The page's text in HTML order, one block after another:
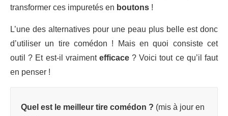
transformer ces impuretés en boutons !
L’une des alternatives pour une peau plus belle est donc
d’utiliser un tire comédon ! Mais en quoi consiste cet
outil ? Et est-il vraiment efficace? Voici tout ce qu’il faut
en penser !
Quel est le meilleur tire comédon ? (mis à jour en